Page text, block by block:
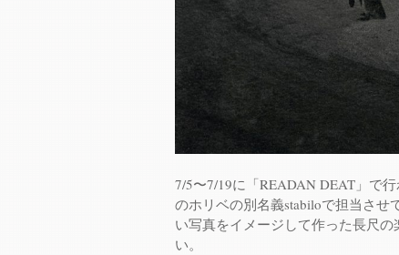
7/5〜7/19に「READAN DEAT」で
のホリベの別名義stabiloで担当させ
い写真をイメージして作った長尺
い。